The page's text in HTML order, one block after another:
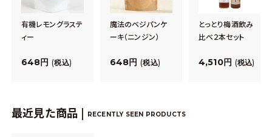
有機レモングラステ
ィー
648 税込
魔法のベジパンケ
ーキ（ニンジン）
648 税込
とっとり梅酒飲み
比べ２本セット
4,510 税込
最近見た商品 | RECENTLY SEEN PRODUCTS